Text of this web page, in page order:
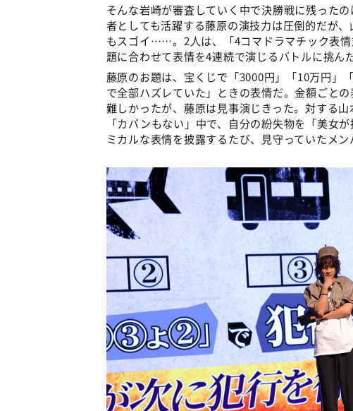
そんな岩崎が審査していく中で決勝戦に残った
者としても活躍する藤原の演技力は圧倒的だが
もスゴイ……。2人は、「4コマドラマチック表
題に合わせて表情を4連続で演じるバトルに挑んだ
藤原のお題は、宝くじで「3000円」「10万円」
で全部ハズレていた」ときの表情だ。金額ごと
難しかったが、藤原は見事演じきった。対する
「カバンもない」中で、自分の紛失物を「美女
ミカルな表情を披露するたび、見守っていたメン